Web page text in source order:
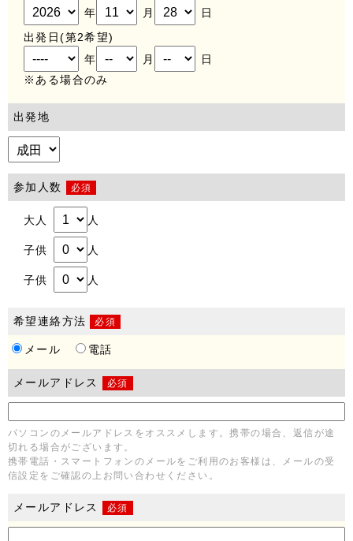
年
月
日
出発日(第2希望)
年
月
日
※ある場合のみ
出発地
参加人数 必須
大人 人
子供 人
子供 人
希望連絡方法 必須
メール 電話
メールアドレス 必須
パソコンのメールアドレスをオススメします。携帯の場合、返信が途
切れる場合がございます。
携帯電話・スマートフォンのメールをご利用のお客様は、メールの受
信設定をご確認の上お問い合わせください。
メールアドレス 必須